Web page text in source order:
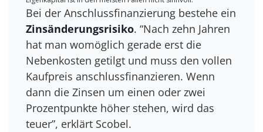
Bei der Anschlussfinanzierung bestehe ein
Zinsänderungsrisiko. “Nach zehn Jahren
hat man womöglich gerade erst die
Nebenkosten getilgt und muss den vollen
Kaufpreis anschlussfinanzieren. Wenn
dann die Zinsen um einen oder zwei
Prozentpunkte höher stehen, wird das
teuer”, erklärt Scobel.